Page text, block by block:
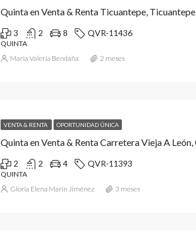
Quinta en Venta & Renta Ticuantepe, Ticuantepe
3 2 8 QVR-11436
QUINTA
Maria Valeria Bendaña 2 meses
VENTA & RENTA OPORTUNIDAD ÚNICA
2 2 4 QVR-11393
QUINTA
Gloria Elena Marín Jiménez 3 meses